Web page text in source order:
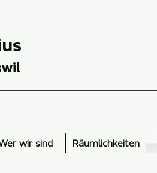
wir sind Räumlichkeiten